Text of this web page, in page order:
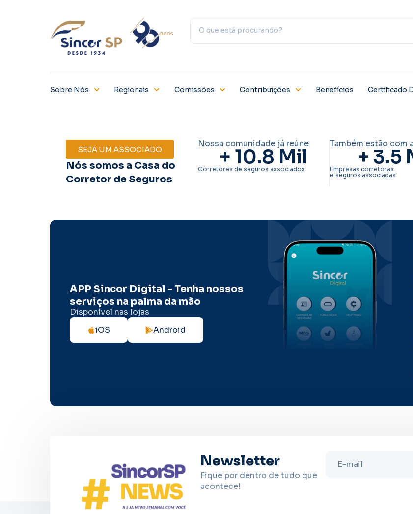
Sobre Nós Regionais Comissões Contribuições Benefícios Certificado
SEJA UM ASSOCIADO
Nós somos a Casa do
Corretor de Seguros
Nossa comunidade já reúne
+ 10.8 Mil
Corretores de seguros associados
Também estão com
+ 3.5
Empresas corretoras
e seguros associadas
APP Sincor Digital - Tenha nossos
serviços na palma da mão
Disponível nas lojas
iOS
Android
Newsletter
Fique por dentro de tudo que
acontece!